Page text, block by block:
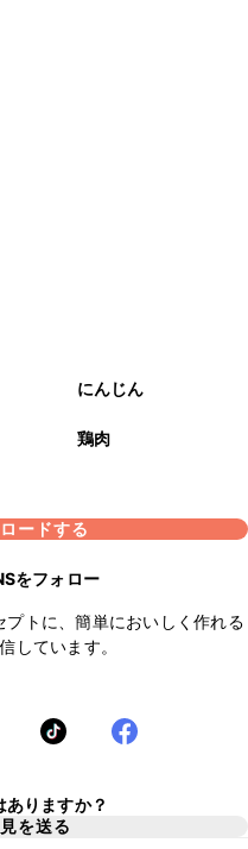
にんじん
鶏肉
ードする
をフォロー
プトに、簡単においしく作れる
しています。
ありますか？
を送る